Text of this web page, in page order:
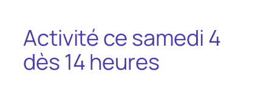
Activité ce samedi 4
dès 14 heures